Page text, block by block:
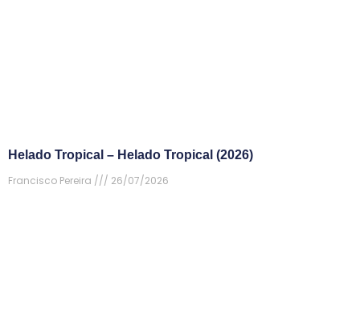
Helado Tropical – Helado Tropical (2026)
Francisco Pereira
26/07/2026